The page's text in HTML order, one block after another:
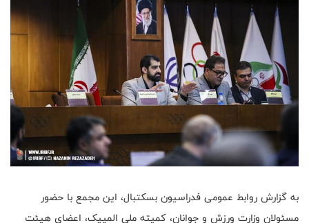
به گزارش روابط عمومی فدراسیون بسکتبال، این مجمع با حضور
مسئولان وزارت ورزش و جوانان، کمیته ملی المپیک، اعضای هیئت